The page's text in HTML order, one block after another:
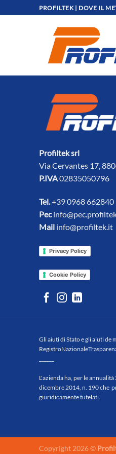
ai
PROFILTEK | DOVE IL
Profiltek srl
Via Cervantes 17,
P.IVA02835050796
Tel.+39 0968 662840
Pec
Mail info@profiltek.it
Privacy Policy
Cookie Policy
Gli aiuti di Stato e gli aiuti de
L'azienda ha, per le
dicembre 2014, n. 190 che
giuridicamente tutelati.
Copyright 2026 ©